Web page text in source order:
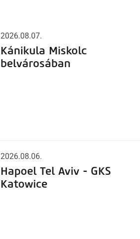
2026.08.07.
Kánikula Miskolc
belvárosában
2026.08.06.
Hapoel Tel Aviv - GKS
Katowice